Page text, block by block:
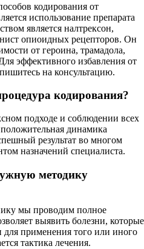
кодирования от
использование препарата
является налтрексон,
опиоидных рецепторов. Он
от героина, трамадола,
эффективного избавления от
на консультацию.
кодирования?
подходе и соблюдении всех
динамика
результат во многом
назначений специалиста.
методику
мы проводим полное
выявить болезни, которые
для применения того или иного
тактика лечения.